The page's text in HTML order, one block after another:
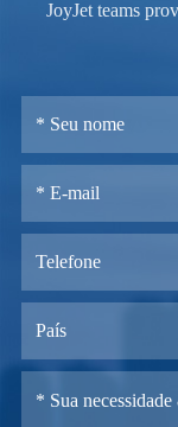
JoyJet teams